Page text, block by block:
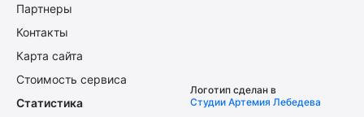
Партнеры
Контакты
Карта сайта
Стоимость сервиса
Статистика
Логотип сделан в
Студии Артемия Лебедева